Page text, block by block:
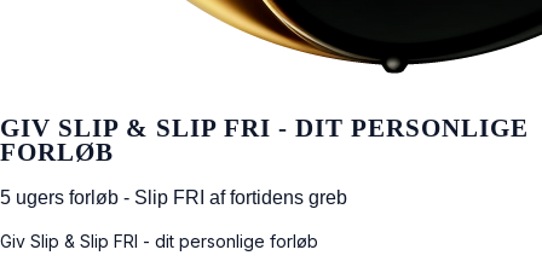
GIV SLIP & SLIP FRI - DIT PERSONLIGE
FORLØB
5 ugers forløb - Slip FRI af fortidens greb
Giv Slip & Slip FRI - dit personlige forløb